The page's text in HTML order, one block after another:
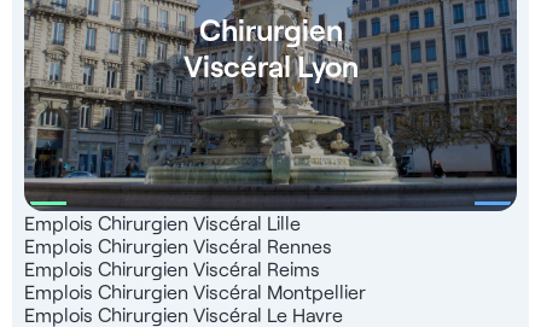
Chirurgien
Viscéral Lyon
Emplois Chirurgien Viscéral Lille
Emplois Chirurgien Viscéral Rennes
Emplois Chirurgien Viscéral Reims
Emplois Chirurgien Viscéral Montpellier
Emplois Chirurgien Viscéral Le Havre